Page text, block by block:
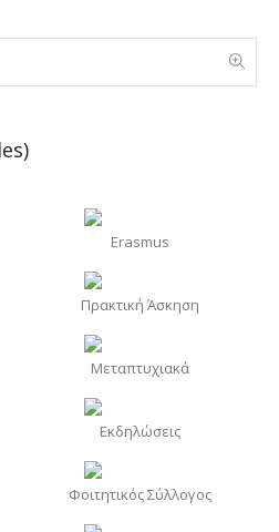
Erasmus
Πρακτική Άσκηση
Μεταπτυχιακά
Εκδηλώσεις
Φοιτητικός Σύλλογος